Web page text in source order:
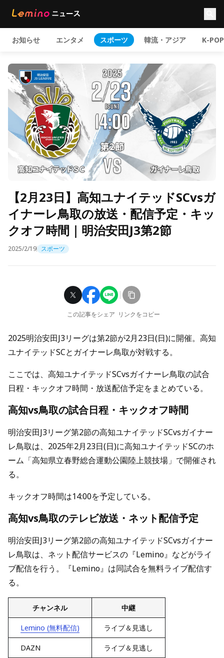
お知らせ エンタメ スポーツ 韓流・アジア K-POP
【2月23日】高知ユナイテッドSCvsガ
イナーレ鳥取の放送・配信予定・キッ
クオフ時間｜明治安田J3第2節
2025/2/19 スポーツ
この記事をシェア リンクをコピー
2025明治安田J3リーグは第2節が2月23日(日)に開催。高知
ユナイテッドSCとガイナーレ鳥取が対戦する。
ここでは、高知ユナイテッドSCvsガイナーレ鳥取の試合
日程・キックオフ時間・放送配信予定をまとめている。
高知vs鳥取の試合日程・キックオフ時間
明治安田J3リーグ第2節の高知ユナイテッドSCvsガイナー
レ鳥取は、2025年2月23日(日)に高知ユナイテッドSCのホ
ーム「高知県立春野総合運動公園陸上競技場」で開催され
る。
キックオフ時間は14:00を予定している。
高知vs鳥取のテレビ放送・ネット配信予定
明治安田J3リーグ第2節の高知ユナイテッドSCvsガイナー
レ鳥取は、ネット配信サービスの『Lemino』などがライ
ブ配信を行う。『Lemino』は同試合を無料ライブ配信す
る。
チャンネル 中継
Lemino (無料配信) ライブ＆見逃し
DAZN ライブ＆見逃し